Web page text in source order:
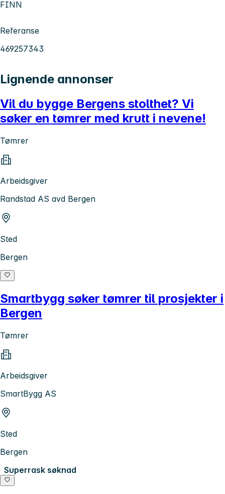
FINN
Referanse
469257343
Lignende annonser
Vil du bygge Bergens stolthet? Vi
søker en tømrer med krutt i nevene!
Tømrer
Arbeidsgiver
Randstad AS avd Bergen
Sted
Bergen
Smartbygg søker tømrer til prosjekter i
Bergen
Tømrer
Arbeidsgiver
SmartBygg AS
Sted
Bergen
Superrask søknad